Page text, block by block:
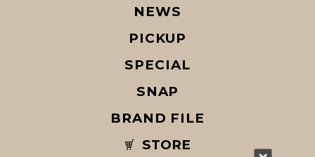
NEWS
PICKUP
SPECIAL
SNAP
BRAND FILE
STORE